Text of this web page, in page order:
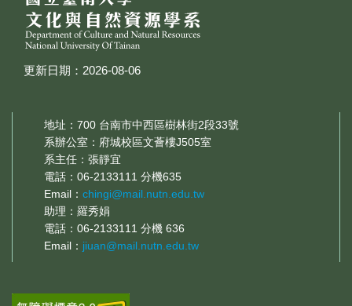
更新日期：2026-08-06
地址：700 台南市中西區樹林街2段33號
系辦公室：府城校區文薈樓J505室
系主任：張靜宜
電話：06-2133111 分機635
Email： chingi@mail.nutn.edu.tw
助理：羅秀娟
電話：06-2133111 分機 636
Email： jiuan@mail.nutn.edu.tw